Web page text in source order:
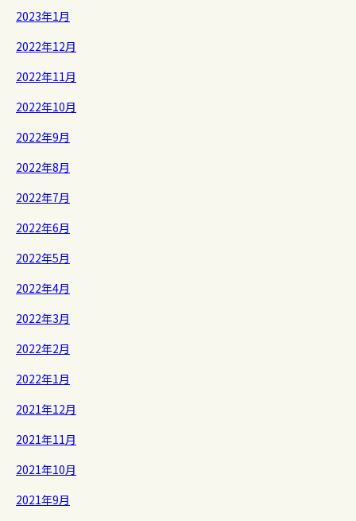
2023年1月
2022年12月
2022年11月
2022年10月
2022年9月
2022年8月
2022年7月
2022年6月
2022年5月
2022年4月
2022年3月
2022年2月
2022年1月
2021年12月
2021年11月
2021年10月
2021年9月